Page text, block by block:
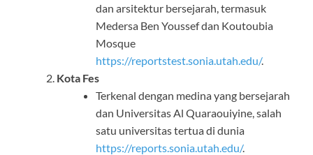
dan arsitektur bersejarah, termasuk
Medersa Ben Youssef dan Koutoubia
Mosque
https://reportstest.sonia.utah.edu/.
Kota Fes
Terkenal dengan medina yang bersejarah
dan Universitas Al Quaraouiyine, salah
satu universitas tertua di dunia
https://reports.sonia.utah.edu/.